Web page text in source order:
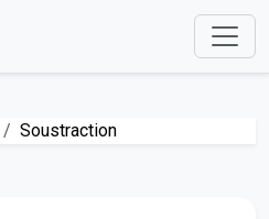
Soustraction